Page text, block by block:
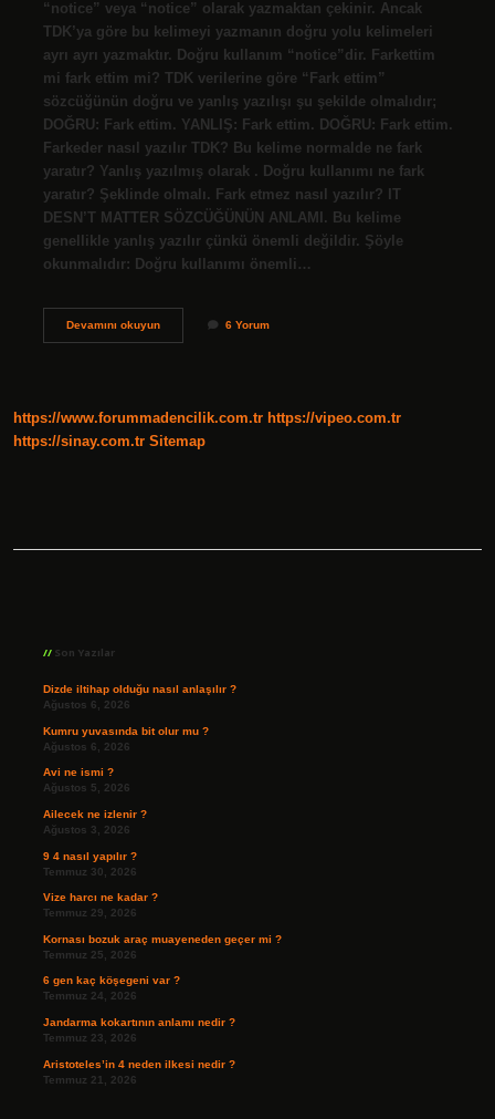
“notice” veya “notice” olarak yazmaktan çekinir. Ancak
TDK’ya göre bu kelimeyi yazmanın doğru yolu kelimeleri
ayrı ayrı yazmaktır. Doğru kullanım “notice”dir. Farkettim
mi fark ettim mi? TDK verilerine göre “Fark ettim”
sözcüğünün doğru ve yanlış yazılışı şu şekilde olmalıdır;
DOĞRU: Fark ettim. YANLIŞ: Fark ettim. DOĞRU: Fark ettim.
Farkeder nasıl yazılır TDK? Bu kelime normalde ne fark
yaratır? Yanlış yazılmış olarak . Doğru kullanımı ne fark
yaratır? Şeklinde olmalı. Fark etmez nasıl yazılır? IT
DESN’T MATTER SÖZCÜĞÜNÜN ANLAMI. Bu kelime
genellikle yanlış yazılır çünkü önemli değildir. Şöyle
okunmalıdır: Doğru kullanımı önemli…
Devamını okuyunFark
6 Yorum
https://www.forummadencilik.com.tr https://vipeo.com.tr
https://sinay.com.tr Sitemap
Son Yazılar
Dizde iltihap olduğu nasıl anlaşılır ?
Ağustos 6, 2026
Kumru yuvasında bit olur mu ?
Ağustos 6, 2026
Avi ne ismi ?
Ağustos 5, 2026
Ailecek ne izlenir ?
Ağustos 3, 2026
9 4 nasıl yapılır ?
Temmuz 30, 2026
Vize harcı ne kadar ?
Temmuz 29, 2026
Kornası bozuk araç muayeneden geçer mi ?
Temmuz 25, 2026
6 gen kaç köşegeni var ?
Temmuz 24, 2026
Jandarma kokartının anlamı nedir ?
Temmuz 23, 2026
Aristoteles’in 4 neden ilkesi nedir ?
Temmuz 21, 2026